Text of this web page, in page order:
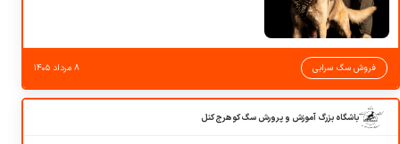
فروش سگ سرابی ۸ مرداد ۱۴۰۵
باشگاه بزرگ آموزش و پرورش سگ کوهرج کنل